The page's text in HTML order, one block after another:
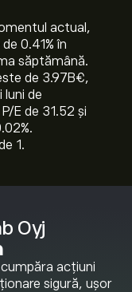
Oyj
acțiuni
sigură, ușor
actual,
‎0.41‎% în
săptămână.
de 3.97B‎€‎,
luni de
E de 31.52 și
1.